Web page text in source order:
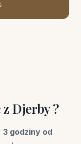
Djerby ?
3 godziny od